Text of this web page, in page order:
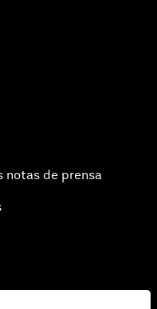
notas de prensa